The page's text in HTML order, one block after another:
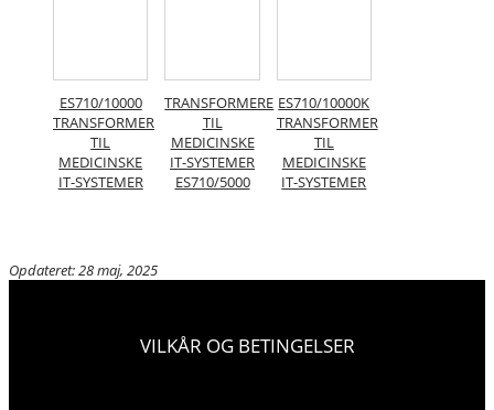
ES710/10000
TRANSFORMER
TIL
MEDICINSKE
IT-SYSTEMER
TRANSFORMERE
TIL
MEDICINSKE
IT-SYSTEMER
ES710/5000
ES710/10000K
TRANSFORMER
TIL
MEDICINSKE
IT-SYSTEMER
Opdateret: 28 maj, 2025
VILKÅR OG BETINGELSER